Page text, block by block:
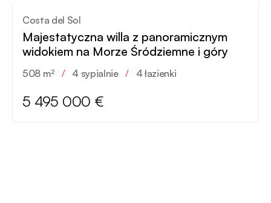
Costa del Sol
Majestatyczna willa z panoramicznym
widokiem na Morze Śródziemne i góry
508 m² / 4 sypialnie / 4 łazienki
5 495 000 €